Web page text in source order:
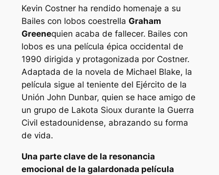
Kevin Costner ha rendido homenaje a su
Bailes con lobos coestrella Graham
Greenequien acaba de fallecer. Bailes con
lobos es una película épica occidental de
1990 dirigida y protagonizada por Costner.
Adaptada de la novela de Michael Blake, la
película sigue al teniente del Ejército de la
Unión John Dunbar, quien se hace amigo de
un grupo de Lakota Sioux durante la Guerra
Civil estadounidense, abrazando su forma
de vida.
Una parte clave de la resonancia
emocional de la galardonada película